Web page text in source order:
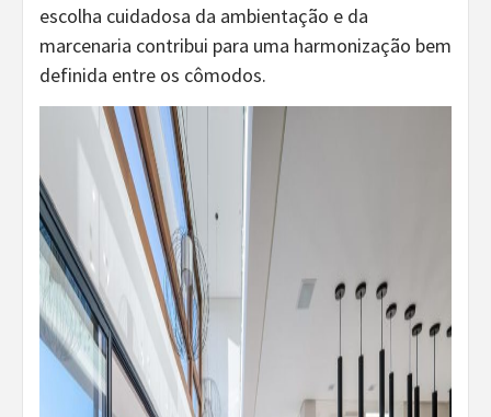
escolha cuidadosa da ambientação e da
marcenaria contribui para uma harmonização bem
definida entre os cômodos.